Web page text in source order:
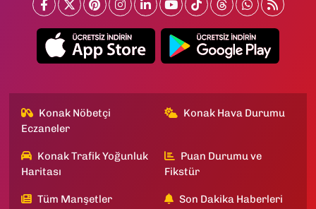
Konak Nöbetçi
Eczaneler
Konak Hava Durumu
Konak Trafik Yoğunluk
Haritası
Puan Durumu ve
Fikstür
Tüm Manşetler Son Dakika Haberleri